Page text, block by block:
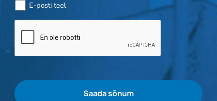
E-posti teel
Pudelikontroll